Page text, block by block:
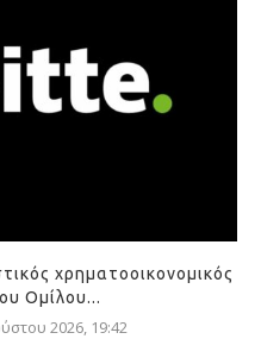
χρηματοοικονομικός
Ομίλου...
2026, 19:42